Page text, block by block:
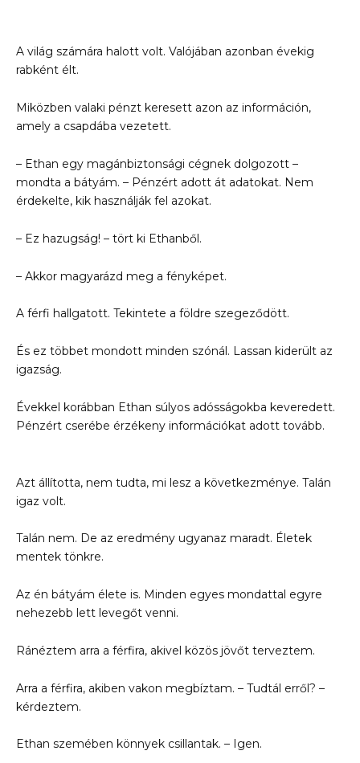
A világ számára halott volt. Valójában azonban évekig
rabként élt.
Miközben valaki pénzt keresett azon az információn,
amely a csapdába vezetett.
– Ethan egy magánbiztonsági cégnek dolgozott –
mondta a bátyám. – Pénzért adott át adatokat. Nem
érdekelte, kik használják fel azokat.
– Ez hazugság! – tört ki Ethanből.
– Akkor magyarázd meg a fényképet.
A férfi hallgatott. Tekintete a földre szegeződött.
És ez többet mondott minden szónál. Lassan kiderült az
igazság.
Évekkel korábban Ethan súlyos adósságokba keveredett.
Pénzért cserébe érzékeny információkat adott tovább.
Azt állította, nem tudta, mi lesz a következménye. Talán
igaz volt.
Talán nem. De az eredmény ugyanaz maradt. Életek
mentek tönkre.
Az én bátyám élete is. Minden egyes mondattal egyre
nehezebb lett levegőt venni.
Ránéztem arra a férfira, akivel közös jövőt terveztem.
Arra a férfira, akiben vakon megbíztam. – Tudtál erről? –
kérdeztem.
Ethan szemében könnyek csillantak. – Igen.